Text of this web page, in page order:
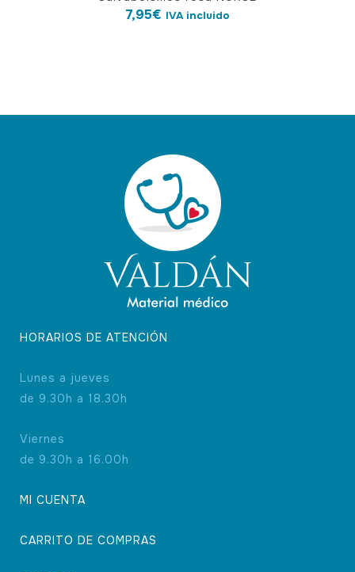
7,95€ IVA incluido
HORARIOS DE ATENCIÓN
Lunes a jueves
de 9.30h a 18.30h
Viernes
de 9.30h a 16.00h
MI CUENTA
CARRITO DE COMPRAS